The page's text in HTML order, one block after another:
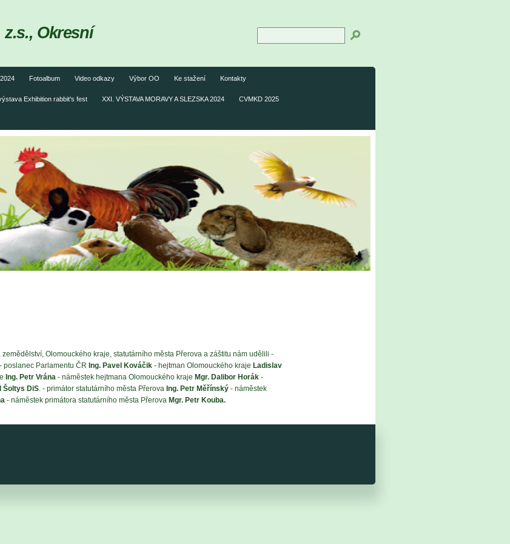
Fotoalbum Video odkazy Výbor OO Ke stažení Kontakty
Exhibition rabbit's fest XXI. VÝSTAVA MORAVY A SLEZSKA 2024 CVMKD 2025
Okresní
Olomouckého kraje, statutárního města Přerova a záštitu nám udělili -
- poslanec Parlamentu ČR Ing. Pavel Kováčik - hejtman Olomouckého kraje Ladislav
Ing. Petr Vrána - náměstek hejtmana Olomouckého kraje Mgr. Dalibor Horák -
Šoltys DiS. - primátor statutárního města Přerova Ing. Petr Měřínský - náměstek
- náměstek primátora statutárního města Přerova Mgr. Petr Kouba.